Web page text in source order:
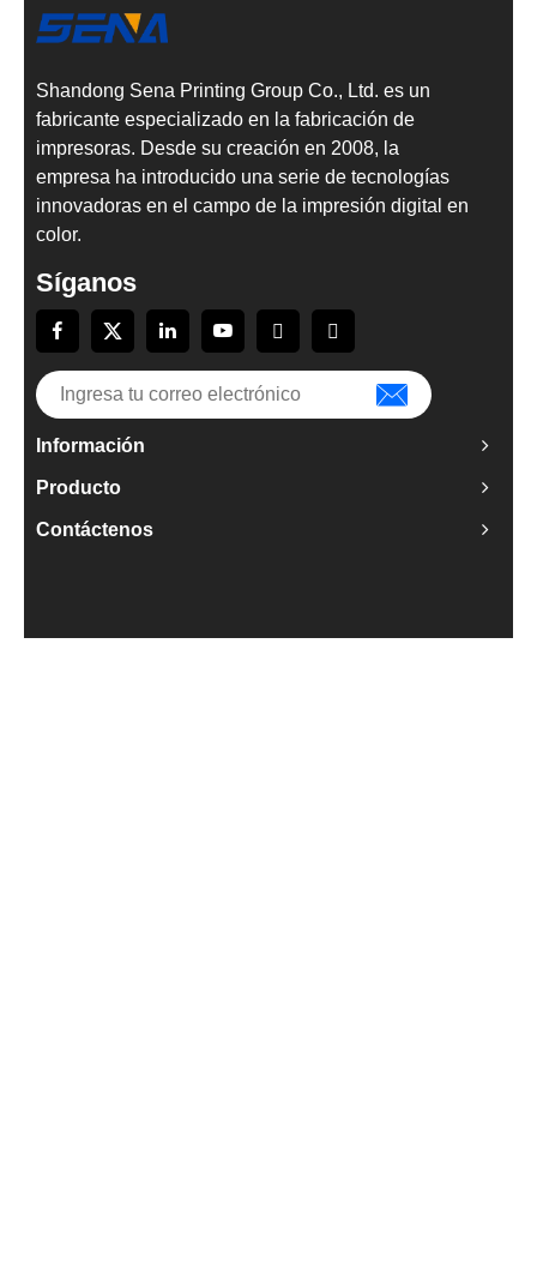
Shandong Sena Printing Group Co., Ltd. es un
fabricante especializado en la fabricación de
impresoras. Desde su creación en 2008, la
empresa ha introducido una serie de tecnologías
innovadoras en el campo de la impresión digital en
color.
Síganos
Información
Producto
Contáctenos